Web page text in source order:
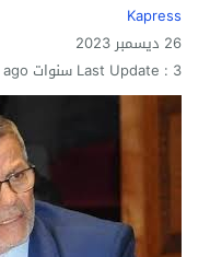
Kapress
26 ديسمبر 2023
Last Update : 3 سنوات ago